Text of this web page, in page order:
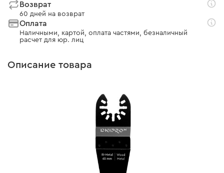
Возврат
60 дней на возврат
Оплата
Наличными, картой, оплата частями, безналичный
расчет для юр. лиц
Описание товара